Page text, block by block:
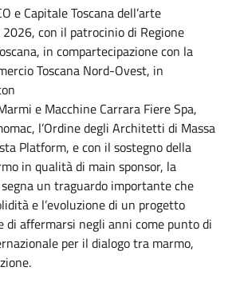
e Capitale Toscana dell’arte
con il patrocinio di Regione
in compartecipazione con la
Toscana Nord-Ovest, in
e Macchine Carrara Fiere Spa,
l’Ordine degli Architetti di Massa
Platform, e con il sostegno della
in qualità di main sponsor, la
un traguardo importante che
e l’evoluzione di un progetto
di affermarsi negli anni come punto di
per il dialogo tra marmo,